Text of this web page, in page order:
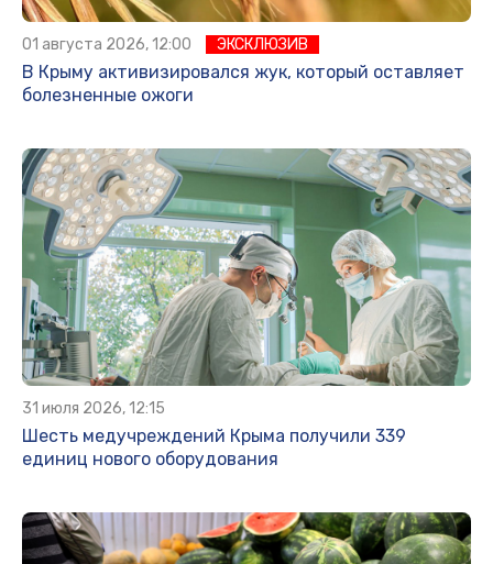
01 августа 2026, 12:00 ЭКСКЛЮЗИВ
В Крыму активизировался жук, который оставляет
болезненные ожоги
31 июля 2026, 12:15
Шесть медучреждений Крыма получили 339
единиц нового оборудования